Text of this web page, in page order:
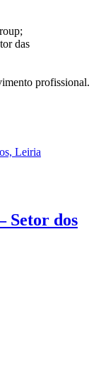
das
profissional.
Leiria
Setor dos